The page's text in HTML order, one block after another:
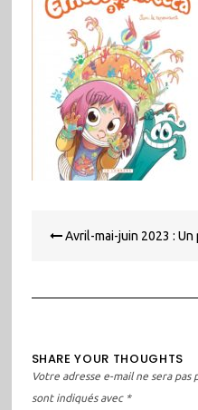
de Avril-mai-juin 2023 :
SHARE YOUR THOUGHTS
Votre adresse e-mail ne sera pas
sont indiqués avec *